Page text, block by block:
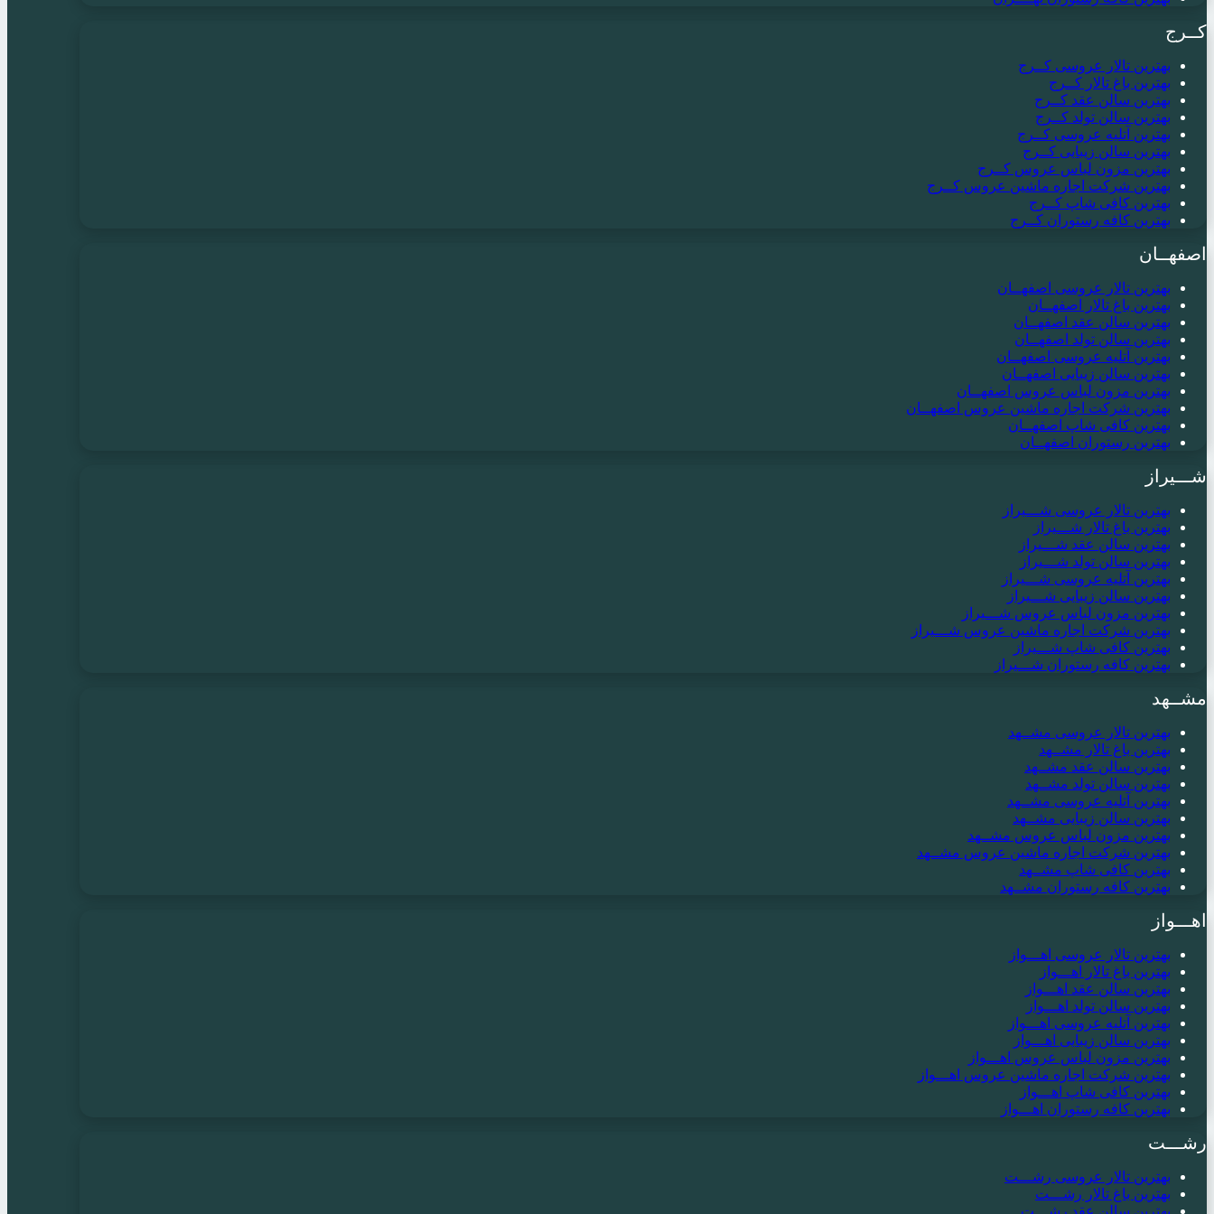
کــرج
بهترین تالار عروسی کــرج
بهترین باغ تالار کــرج
بهترین سالن عقد کــرج
بهترین سالن تولد کــرج
بهترین آتلیه عروسی کــرج
بهترین سالن زیبایی کــرج
بهترین مزون لباس عروس کــرج
بهترین شرکت اجاره ماشین عروس کــرج
بهترین کافی شاپ کــرج
بهترین کافه رستوران کــرج
اصفهــان
بهترین تالار عروسی اصفهــان
بهترین باغ تالار اصفهــان
بهترین سالن عقد اصفهــان
بهترین سالن تولد اصفهــان
بهترین آتلیه عروسی اصفهــان
بهترین سالن زیبایی اصفهــان
بهترین مزون لباس عروس اصفهــان
بهترین شرکت اجاره ماشین عروس اصفهــان
بهترین کافی شاپ اصفهــان
بهترین رستوران اصفهــان
شـــیراز
بهترین تالار عروسی شـــیراز
بهترین باغ تالار شـــیراز
بهترین سالن عقد شـــیراز
بهترین سالن تولد شـــیراز
بهترین آتلیه عروسی شـــیراز
بهترین سالن زیبایی شـــیراز
بهترین مزون لباس عروس شـــیراز
بهترین شرکت اجاره ماشین عروس شـــیراز
بهترین کافی شاپ شـــیراز
بهترین کافه رستوران شـــیراز
مشــهد
بهترین تالار عروسی مشــهد
بهترین باغ تالار مشــهد
بهترین سالن عقد مشــهد
بهترین سالن تولد مشــهد
بهترین آتلیه عروسی مشــهد
بهترین سالن زیبایی مشــهد
بهترین مزون لباس عروس مشــهد
بهترین شرکت اجاره ماشین عروس مشــهد
بهترین کافی شاپ مشــهد
بهترین کافه رستوران مشــهد
اهـــواز
بهترین تالار عروسی اهـــواز
بهترین باغ تالار اهـــواز
بهترین سالن عقد اهـــواز
بهترین سالن تولد اهـــواز
بهترین آتلیه عروسی اهـــواز
بهترین سالن زیبایی اهـــواز
بهترین مزون لباس عروس اهـــواز
بهترین شرکت اجاره ماشین عروس اهـــواز
بهترین کافی شاپ اهـــواز
بهترین کافه رستوران اهـــواز
رشـــت
بهترین تالار عروسی رشـــت
بهترین باغ تالار رشـــت
بهترین سالن عقد رشـــت